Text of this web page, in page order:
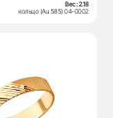
Вес:2.18
кольцо (Au 585) 04-0002